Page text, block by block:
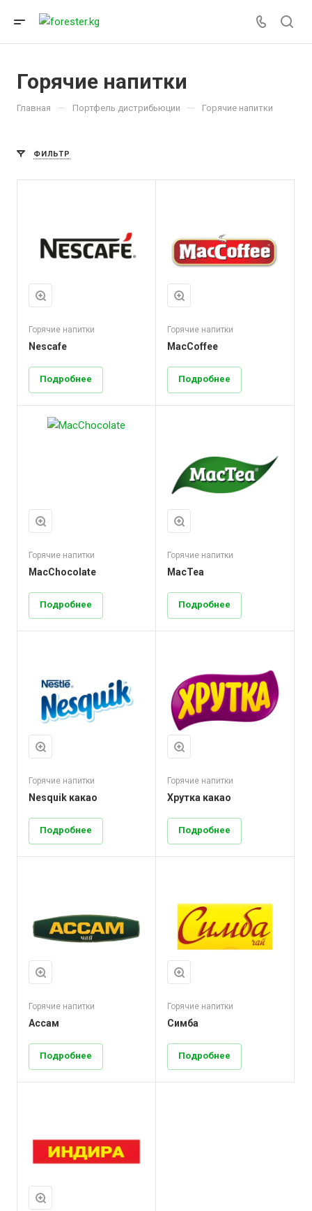
Горячие напитки
Главная — Портфель дистрибьюции — Горячие напитки
ФИЛЬТР
Горячие напитки
Nescafe
Подробнее
Горячие напитки
MacCoffee
Подробнее
Горячие напитки
MacChocolate
Подробнее
Горячие напитки
MacTea
Подробнее
Горячие напитки
Nesquik какао
Подробнее
Горячие напитки
Хрутка какао
Подробнее
Горячие напитки
Ассам
Подробнее
Горячие напитки
Симба
Подробнее